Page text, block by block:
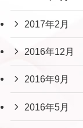
2017年2月
2016年12月
2016年9月
2016年5月